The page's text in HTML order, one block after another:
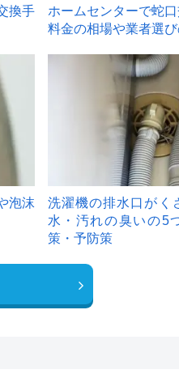
換手
ホームセンターで蛇口
料金の相場や業者選び
泡沫
洗濯機の排水口がく
水・汚れの臭いの5
策・予防策